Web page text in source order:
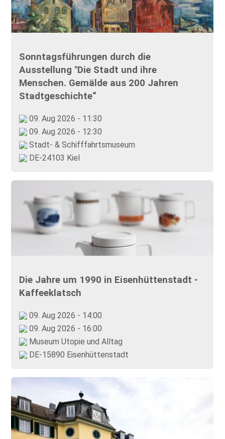
Sonntagsführungen durch die
Ausstellung "Die Stadt und ihre
Menschen. Gemälde aus 200 Jahren
Stadtgeschichte“
09. Aug 2026 - 11:30
09. Aug 2026 - 12:30
Stadt- & Schifffahrtsmuseum
DE-24103 Kiel
Die Jahre um 1990 in Eisenhüttenstadt -
Kaffeeklatsch
09. Aug 2026 - 14:00
09. Aug 2026 - 16:00
Museum Utopie und Alltag
DE-15890 Eisenhüttenstadt